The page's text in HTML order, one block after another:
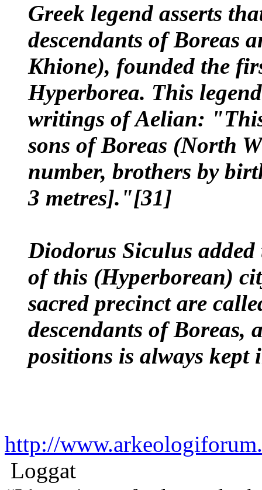
Greek legend asserts
descendants of Boreas
Khione), founded the
Hyperborea. This
writings of Aelian:
sons of Boreas (North
number, brothers by
3 metres]."[31]
Diodorus Siculus
of this (Hyperborean)
sacred precinct are
descendants of Boreas,
positions is always
http://
Loggat